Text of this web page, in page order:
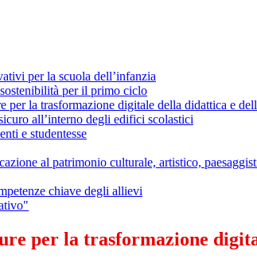
per la scuola dell’infanzia
per il primo ciclo
per la trasformazione digitale della didattica e
all’interno degli edifici scolastici
e studentesse
al patrimonio culturale, artistico,
chiave degli allievi
per la trasformazione